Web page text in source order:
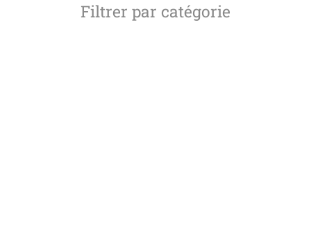
Filtrer par catégorie